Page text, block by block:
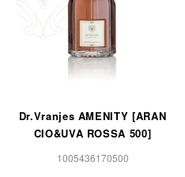
Dr.Vranjes AMENITY [ARAN
CIO&UVA ROSSA 500]
1005436170500